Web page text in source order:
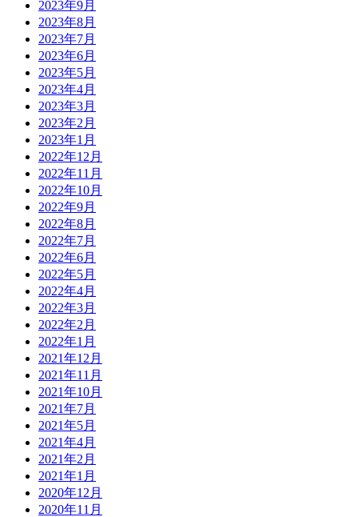
2023年9月
2023年8月
2023年7月
2023年6月
2023年5月
2023年4月
2023年3月
2023年2月
2023年1月
2022年12月
2022年11月
2022年10月
2022年9月
2022年8月
2022年7月
2022年6月
2022年5月
2022年4月
2022年3月
2022年2月
2022年1月
2021年12月
2021年11月
2021年10月
2021年7月
2021年5月
2021年4月
2021年2月
2021年1月
2020年12月
2020年11月